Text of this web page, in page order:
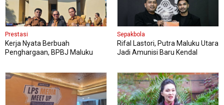
Prestasi
Kerja Nyata Berbuah
Penghargaan, BPBJ Maluku
Sepakbola
Rifal Lastori, Putra Maluku Utara
Jadi Amunisi Baru Kendal